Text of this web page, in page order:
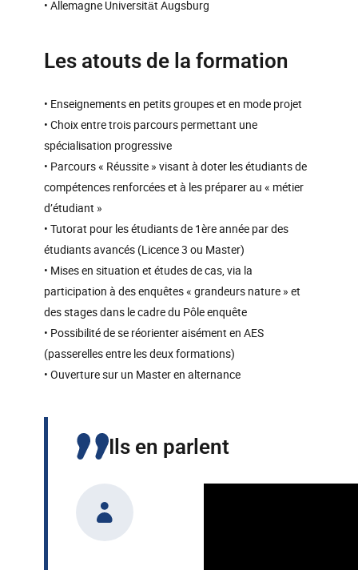
• Allemagne Universität Augsburg
Les atouts de la formation
• Enseignements en petits groupes et en mode projet
• Choix entre trois parcours permettant une
spécialisation progressive
• Parcours « Réussite » visant à doter les étudiants de
compétences renforcées et à les préparer au « métier
d’étudiant »
• Tutorat pour les étudiants de 1ère année par des
étudiants avancés (Licence 3 ou Master)
• Mises en situation et études de cas, via la
participation à des enquêtes « grandeurs nature » et
des stages dans le cadre du Pôle enquête
• Possibilité de se réorienter aisément en AES
(passerelles entre les deux formations)
• Ouverture sur un Master en alternance
Ils en parlent